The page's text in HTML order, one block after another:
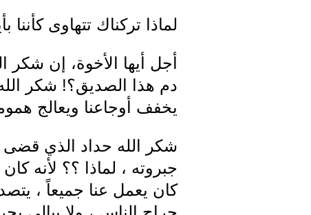
لماذا تركناك تتهاوى كأننا
أجل أيها الأخوة، إن
دم هذا الصديق؟! شكر
يخفف أوجاعنا ويعالج
شكر الله حداد الذي قضى
جبروته ، لماذا ؟؟ لأنه
كان يعمل عنا جميعاً ،